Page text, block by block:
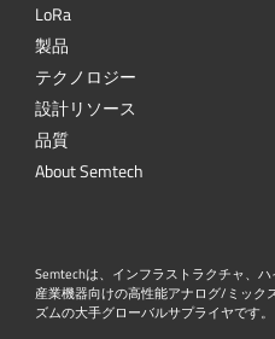
LoRa
製品
テクノロジー
設計リソース
品質
About Semtech
Semtechは、インフラストラクチャ、
産業機器向けの高性能アナログ/ミック
ズムの大手グローバルサプライヤです。